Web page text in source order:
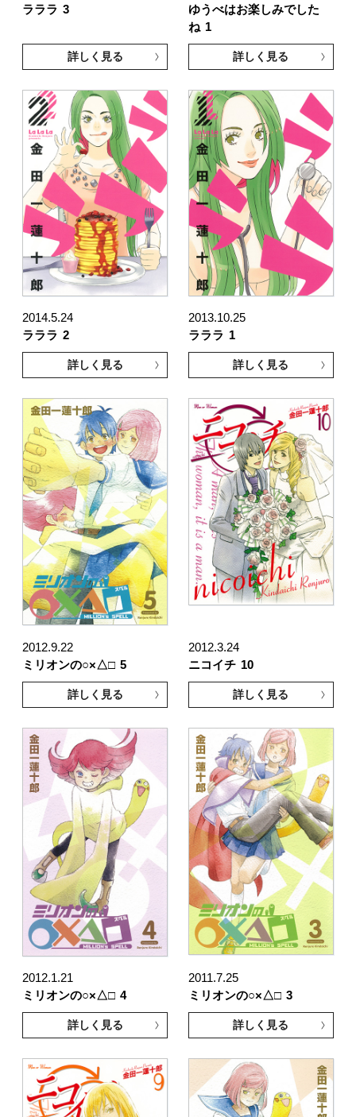
ラララ 3
詳しく見る
ゆうべはお楽しみでした
ね 1
詳しく見る
2014.5.24
ラララ 2
詳しく見る
2013.10.25
ラララ 1
詳しく見る
2012.9.22
ミリオンの○×△□ 5
詳しく見る
2012.3.24
ニコイチ 10
詳しく見る
2012.1.21
ミリオンの○×△□ 4
詳しく見る
2011.7.25
ミリオンの○×△□ 3
詳しく見る